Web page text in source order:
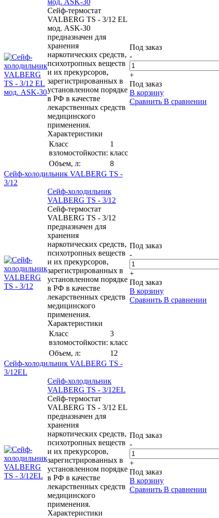
Сейф-термостат
VALBERG TS - 3/12 EL
мод. ASK-30
предназначен для
хранения
наркотических средств,
психотропных веществ
и их прекурсоров,
зарегистрированных в
установленном порядке
в РФ в качестве
лекарственных средств
медицинского
применения.
Характеристики
Класс
взломостойкости:
1
класс
Объем, л:
8
Под заказ
-
+
Под заказ
В корзину
Сравнить В сравнении
Сейф-холодильник VALBERG TS -
3/12
Сейф-холодильник
VALBERG TS - 3/12
Сейф-термостат
VALBERG TS - 3/12
предназначен для
хранения
наркотических средств,
психотропных веществ
и их прекурсоров,
зарегистрированных в
установленном порядке
в РФ в качестве
лекарственных средств
медицинского
применения.
Характеристики
Класс
взломостойкости:
3
класс
Объем, л:
12
Под заказ
-
+
Под заказ
В корзину
Сравнить В сравнении
Сейф-холодильник VALBERG TS -
3/12EL
Сейф-холодильник
VALBERG TS - 3/12EL
Сейф-термостат
VALBERG TS - 3/12 EL
предназначен для
хранения
наркотических средств,
психотропных веществ
и их прекурсоров,
зарегистрированных в
установленном порядке
в РФ в качестве
лекарственных средств
медицинского
применения.
Характеристики
Под заказ
-
+
Под заказ
В корзину
Сравнить В сравнении